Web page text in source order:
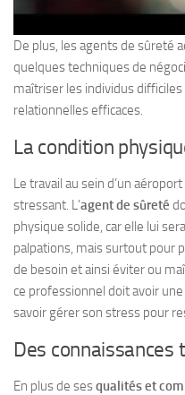
De plus, les agents de sûreté
quelques techniques de
maîtriser les individus
relationnelles efficaces.
La condition
Le travail au sein d’un
stressant. L’agent de sûreté
physique solide, car elle lui
palpations, mais surtout pour
de besoin et ainsi éviter ou
ce professionnel doit avoir
savoir gérer son stress pour
Des connaissances
En plus de sesqualités et